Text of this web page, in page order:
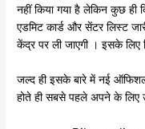
नहीं किया गया है लेकिन कुछ ही
एडमिट कार्ड और सेंटर लिस्ट जारी
केंद्र पर ली जाएगी । इसके लिए
जल्द ही इसके बारे में नई ऑफिशल
होते ही सबसे पहले अपने के लिए